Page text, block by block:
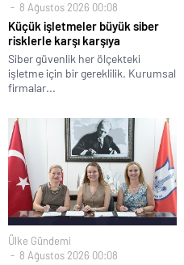
8 Ağustos 2026 00:08
Küçük işletmeler büyük siber
risklerle karşı karşıya
Siber güvenlik her ölçekteki
işletme için bir gereklilik. Kurumsal
firmalar...
Ülke Gündemi
8 Ağustos 2026 00:08